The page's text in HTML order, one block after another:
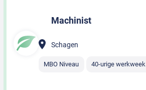
Machinist
Schagen
MBO Niveau 40-urige werkweek